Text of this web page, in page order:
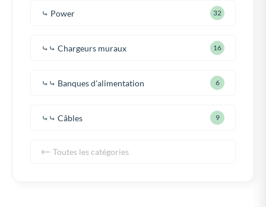
⤷ Power 32
⤷⤷ Chargeurs muraux 16
⤷⤷ Banques d'alimentation 6
⤷⤷ Câbles 9
Toutes les catégories